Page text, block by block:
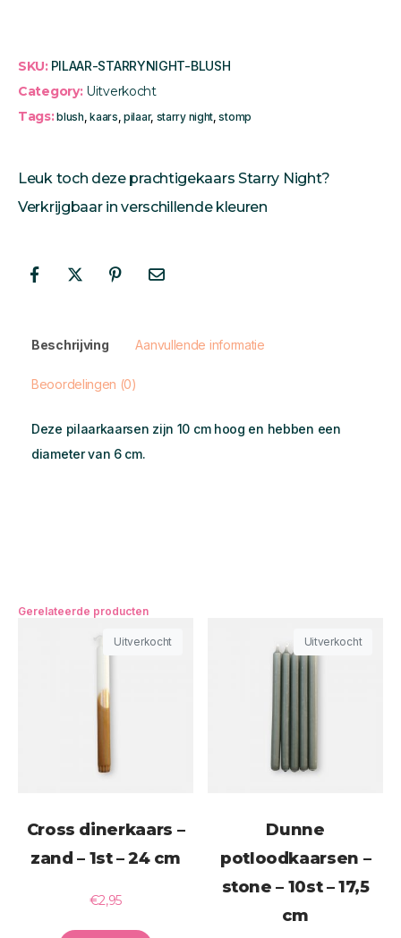
SKU: PILAAR-STARRYNIGHT-BLUSH
Category: Uitverkocht
Tags:blush,kaars,pilaar, starry night,stomp
Leuk toch deze prachtigekaars Starry Night?
Verkrijgbaar in verschillende kleuren
Beschrijving Aanvullende informatie
Beoordelingen (0)
Deze pilaarkaarsen zijn 10 cm hoog en hebben een
diameter van 6 cm.
Gerelateerde producten
Uitverkocht
Cross dinerkaars –
zand – 1st – 24 cm
€2,95
Uitverkocht
Dunne
potloodkaarsen –
stone – 10st – 17,5
cm